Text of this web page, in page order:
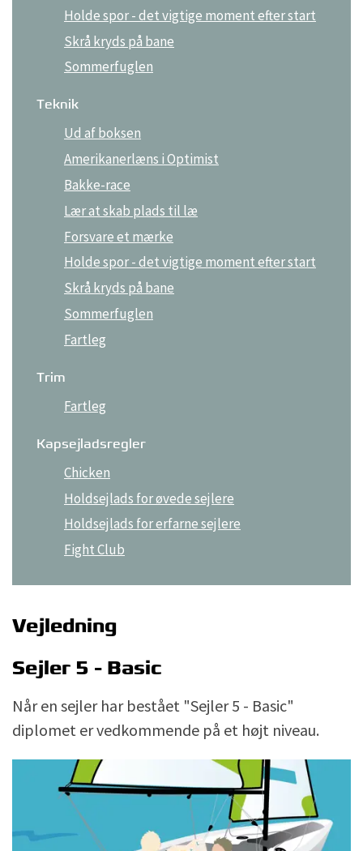
Holde spor - det vigtige moment efter start
Skrå kryds på bane
Sommerfuglen
Teknik
Ud af boksen
Amerikanerlæns i Optimist
Bakke-race
Lær at skab plads til læ
Forsvare et mærke
Holde spor - det vigtige moment efter start
Skrå kryds på bane
Sommerfuglen
Fartleg
Trim
Fartleg
Kapsejladsregler
Chicken
Holdsejlads for øvede sejlere
Holdsejlads for erfarne sejlere
Fight Club
Vejledning
Sejler 5 - Basic
Når en sejler har bestået "Sejler 5 - Basic"
diplomet er vedkommende på et højt niveau.